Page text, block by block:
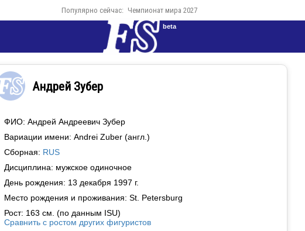
Популярно сейчас: Чемпионат мира 2027
beta
Андрей Зубер
ФИО: Андрей Андреевич Зубер
Вариации имени: Andrei Zuber (англ.)
Сборная: RUS
Дисциплина: мужское одиночное
День рождения: 13 декабря 1997 г.
Место рождения и проживания: St. Petersburg
Рост: 163 см. (по данным ISU)
Сравнить с ростом других фигуристов